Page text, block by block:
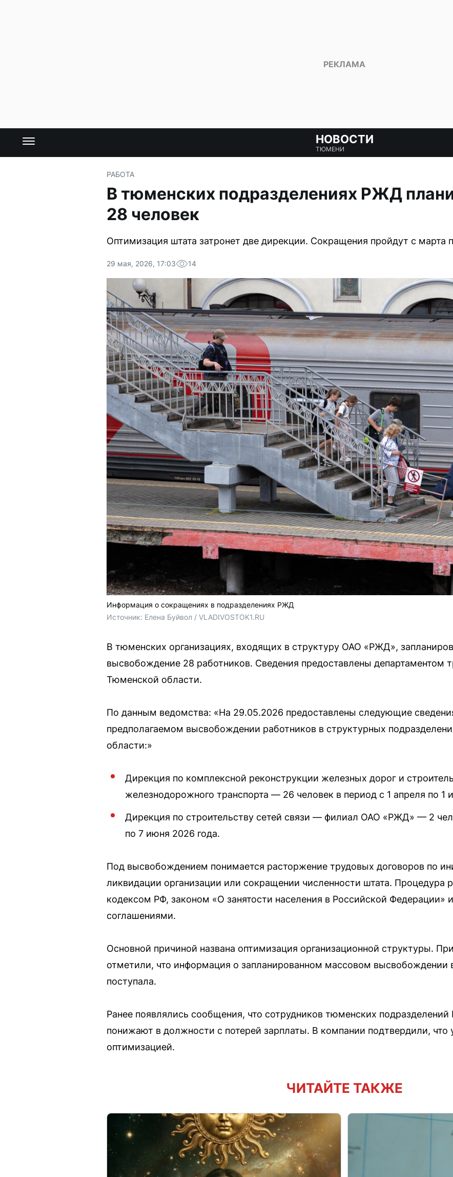
НОВОСТИ
ТЮМЕНИ
РАБОТА
В тюменских подразделениях РЖД
28 человек
Оптимизация штата затронет две дирекции. Сокращения пройдут с марта
29 мая, 2026, 17:03 14
Информация о сокращениях в подразделениях РЖД
Источник: Елена Буйвол / VLADIVOSTOK1.RU
В тюменских организациях, входящих в структуру ОАО «РЖД»,
высвобождение 28 работников. Сведения предоставлены департаментом
Тюменской области.
По данным ведомства: «На 29.05.2026 предоставлены следующие
предполагаемом высвобождении работников в структурных
области:»
Дирекция по комплексной реконструкции железных дорог и
железнодорожного транспорта — 26 человек в период с 1 апреля по 1
Дирекция по строительству сетей связи — филиал ОАО «РЖД» — 2
по 7 июня 2026 года.
Под высвобождением понимается расторжение трудовых договоров по
ликвидации организации или сокращении численности штата. Процедура
кодексом РФ, законом «О занятости населения в Российской Федерации»
соглашениями.
Основной причиной названа оптимизация организационной структуры.
отметили, что информация о запланированном массовом высвобождении
поступала.
Ранее появлялись сообщения, что сотрудников тюменских
понижают в должности с потерей зарплаты. В компании подтвердили, что
оптимизацией.
ЧИТАЙТЕ ТАКЖЕ